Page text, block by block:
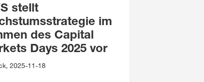
stellt
im
des Capital
Days 2025 vor
2025-11-18